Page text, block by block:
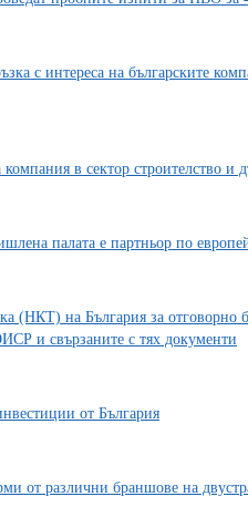
с интереса на българските
в сектор строителство и
палата е партньор по
(НКТ) на България за отговорно
и свързаните с тях документи
от България
от различни браншове на